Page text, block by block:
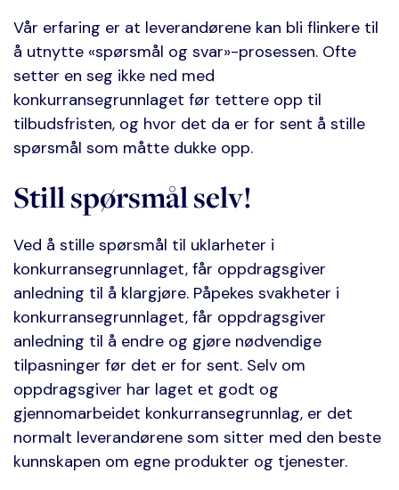
Vår erfaring er at leverandørene kan bli flinkere til
å utnytte «spørsmål og svar»-prosessen. Ofte
setter en seg ikke ned med
konkurransegrunnlaget før tettere opp til
tilbudsfristen, og hvor det da er for sent å stille
spørsmål som måtte dukke opp.
Still spørsmål selv!
Ved å stille spørsmål til uklarheter i
konkurransegrunnlaget, får oppdragsgiver
anledning til å klargjøre. Påpekes svakheter i
konkurransegrunnlaget, får oppdragsgiver
anledning til å endre og gjøre nødvendige
tilpasninger før det er for sent. Selv om
oppdragsgiver har laget et godt og
gjennomarbeidet konkurransegrunnlag, er det
normalt leverandørene som sitter med den beste
kunnskapen om egne produkter og tjenester.